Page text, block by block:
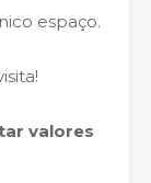
espaço.
valores